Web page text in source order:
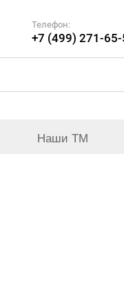
Телефон:
+7 (499) 271-
Наши ТМ